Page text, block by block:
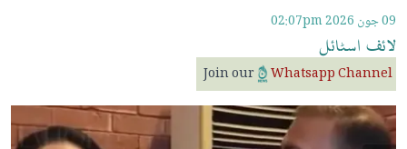
09 جون 2026 02:07pm
لائف اسٹائل
Join our Whatsapp Channel